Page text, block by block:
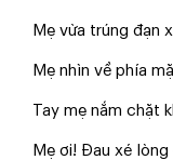
​Mẹ vừa trúng đạn
​Mẹ nhìn về phía
​Tay mẹ nắm chặt
​Mẹ ơi! Đau xé lòng